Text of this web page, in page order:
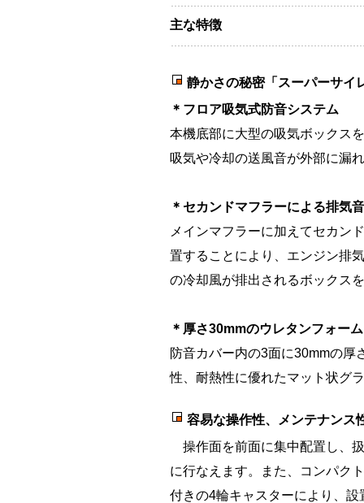
主な特徴
静かさの秘密「スーパーサイ
＊フロア吸気式防音システム
本機底部に大型の吸気ボックス
吸気や冷却の送風音が外部に漏
＊セカンドマフラーによる排気
メインマフラーに加えてセカン
置することにより、エンジン排
の冷却風が排出されるボックス
＊厚さ30mmのウレタンフォー
防音カバー内の3面に30mmの厚
性、耐熱性に優れたマット状グ
容易な操作性、メンテナンス
操作面を前面に集中配置し、
に行なえます。また、コンパク
付きの4輪キャスターにより、